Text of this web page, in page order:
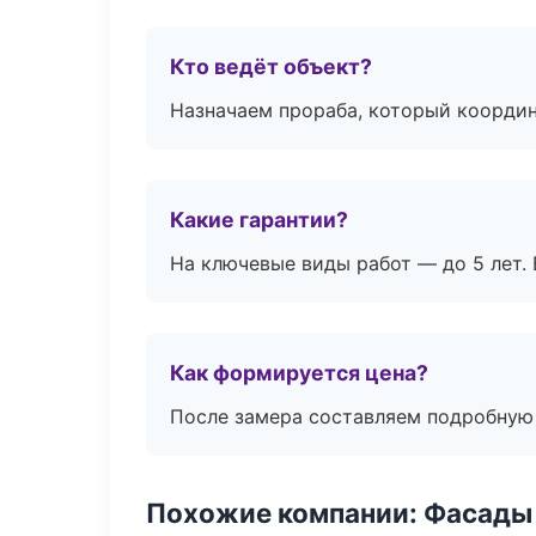
Кто ведёт объект?
Назначаем прораба, который
Какие гарантии?
На ключевые виды работ — до 5 лет.
Как формируется цена?
После замера составляем
Похожие компании: Фасады